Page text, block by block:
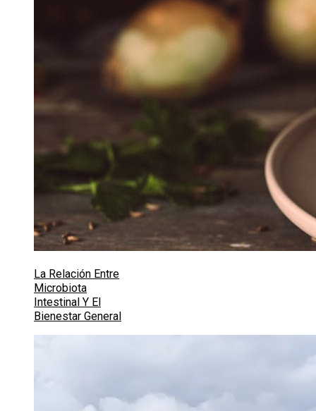
La Relación Entre
Microbiota
Intestinal Y El
Bienestar General